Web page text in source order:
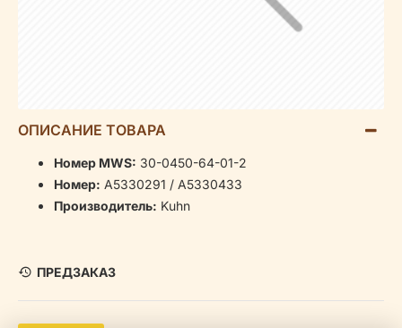
ОПИСАНИЕ ТОВАРА
Номер MWS: 30-0450-64-01-2
Номер: A5330291 / A5330433
Производитель: Kuhn
ПРЕДЗАКАЗ